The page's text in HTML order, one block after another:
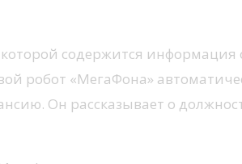
содержится информация
робот «МегаФона»
Он рассказывает о